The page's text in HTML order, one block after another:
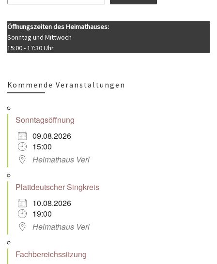
Öffnungszeiten des Heimathauses:
Sonntag und Mittwoch
15:00 - 17:30 Uhr.
Kommende Veranstaltungen
Sonntagsöffnung
09.08.2026
15:00
Heimathaus Verl
Plattdeutscher Singkreis
10.08.2026
19:00
Heimathaus Verl
Fachbereichssitzung